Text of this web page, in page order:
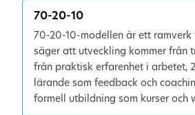
70-20-10
70-20-10-modellen är ett ramverk
säger att utveckling kommer från
från praktisk erfarenhet i arbetet,
lärande som feedback och
formell utbildning som kurser och